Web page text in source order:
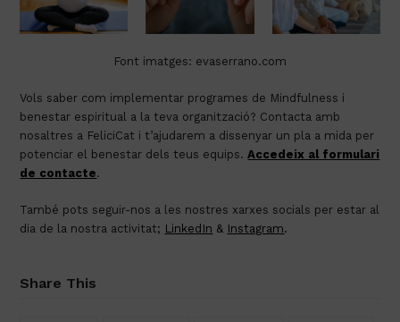
Font imatges: evaserrano.com
Vols saber com implementar programes de Mindfulness i
benestar espiritual a lateva organització? Contacta amb
nosaltres a FeliciCat it’ajudarem a dissenyar un pla a mida per
potenciar el benestar dels teus equips.Accedeix al formulari
de contacte.
També pots seguir-nos a les nostres xarxes socials per estar al
dia de la nostra activitat; LinkedIn & Instagram.
Share This